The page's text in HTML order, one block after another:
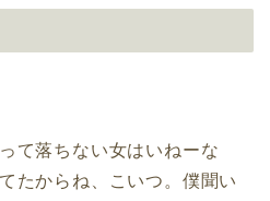
て落ちない女はいねーな
たからね、こいつ。僕聞い